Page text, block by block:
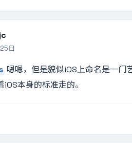
日
嗯嗯，但是貌似iOS上命名是一门
本身的标准走的。